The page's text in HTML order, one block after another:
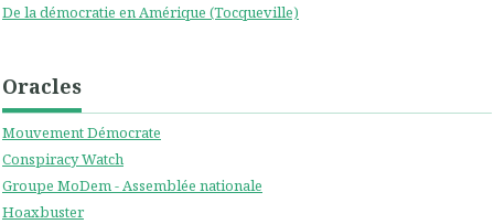
De la démocratie en Amérique (Tocqueville)
Oracles
Mouvement Démocrate
Conspiracy Watch
Groupe MoDem - Assemblée nationale
Hoaxbuster